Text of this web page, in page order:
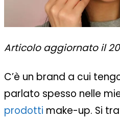
Articolo aggiornato il
C’è un brand a cui
parlato spesso nelle
prodotti make-up. Si